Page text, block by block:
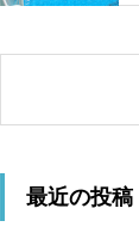
最近の投稿